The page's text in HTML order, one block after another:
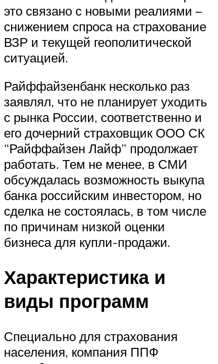
это связано с новыми реалиями –
снижением спроса на страхование
ВЗР и текущей геополитической
ситуацией.
Райффайзенбанк несколько раз
заявлял, что не планирует уходить
с рынка России, соответственно и
его дочерний страховщик ООО СК
“Райффайзен Лайф” продолжает
работать. Тем не менее, в СМИ
обсуждалась возможность выкупа
банка российским инвестором, но
сделка не состоялась, в том числе
по причинам низкой оценки
бизнеса для купли-продажи.
Характеристика и
виды программ
Специально для страхования
населения, компания ППФ